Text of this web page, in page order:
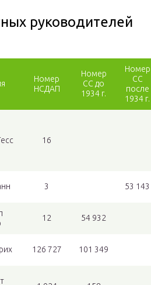
руководителей
Номер
НСДАП
Номер
СС до
1934 г.
Номер
СС
после
1934 г.
16
3 53 143
12 54 932
126 727 101 349